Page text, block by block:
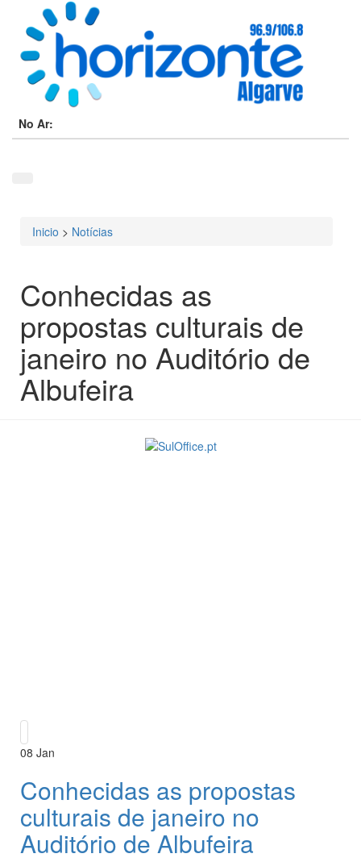
No Ar:
Está aqui
Inicio > Notícias
Conhecidas as
propostas culturais de
janeiro no Auditório de
Albufeira
08 Jan
Conhecidas as propostas
culturais de janeiro no
Auditório de Albufeira